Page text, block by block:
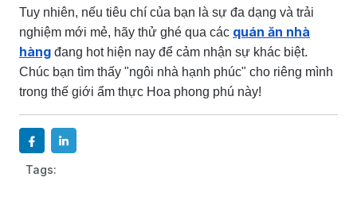
Tuy nhiên, nếu tiêu chí của bạn là sự đa dạng và trải
nghiệm mới mẻ, hãy thử ghé qua các quán ăn nhà
hàng đang hot hiện nay để cảm nhận sự khác biệt.
Chúc bạn tìm thấy "ngôi nhà hạnh phúc" cho riêng mình
trong thế giới ẩm thực Hoa phong phú này!
Tags: